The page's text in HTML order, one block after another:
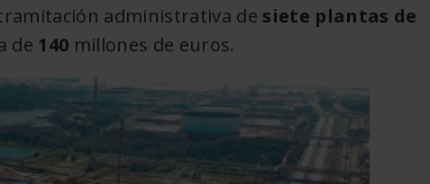
tra­mi­ta­ción administrativa desiete plantas de
de 140 mi­llones de eu­ros.